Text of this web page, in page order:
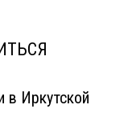
в Иркутской